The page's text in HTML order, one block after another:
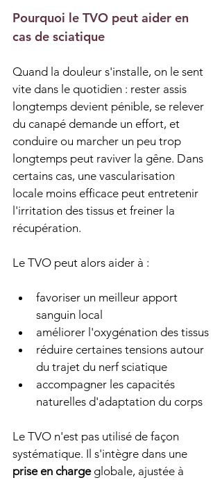
Pourquoi le TVO peut aider en
cas de sciatique
Quand la douleur s'installe, on le sent
vite dans le quotidien : rester assis
longtemps devient pénible, se relever
du canapé demande un effort, et
conduire ou marcher un peu trop
longtemps peut raviver la gêne. Dans
certains cas, une vascularisation
locale moins efficace peut entretenir
l'irritation des tissus et freiner la
récupération.
Le TVO peut alors aider à :
favoriser un meilleur apport
sanguin local
améliorer l'oxygénation des tissus
réduire certaines tensions autour
du trajet du nerf sciatique
accompagner les capacités
naturelles d'adaptation du corps
Le TVO n'est pas utilisé de façon
systématique. Il s'intègre dans une
prise en charge globale, ajustée à